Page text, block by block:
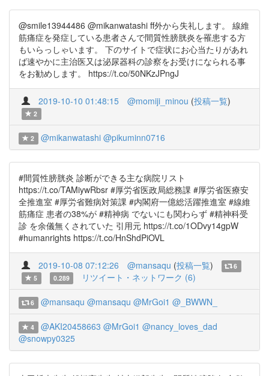
@smile13944486 @mikanwatashi ff外から失礼します。 線維
筋痛症を発症している患者さんで間質性膀胱炎を罹患する方
もいらっしゃいます。 下のサイトで症状にお心当たりがあれ
ば速やかに主治医又は泌尿器科の診察をお受けになられる事
をお勧めします。 https://t.co/50NKzJPngJ
2019-10-10 01:48:15 @momiji_minou (投稿一覧)
2
2 @mikanwatashi @pikuminn0716
#間質性膀胱炎 診断ができる主な病院リスト
https://t.co/TAMiywRbsr #厚労省医政局総務課 #厚労省医療安
全推進室 #厚労省難病対策課 #内閣府一億総活躍推進室 #線維
筋痛症 患者の38%が #精神病 でないにも関わらず #精神科受
診 を余儀無くされていた 引用元 https://t.co/1ODvy14gpW
#humanrights https://t.co/HnShdPiOVL
2019-10-08 07:12:26 @mansaqu (投稿一覧)
6
5
0.289 リツイート・ネットワーク (6)
6 @mansaqu @mansaqu @MrGoi1 @_BWWN_
4 @AKI20458663 @MrGoi1 @nancy_loves_dad
@snowpy0325